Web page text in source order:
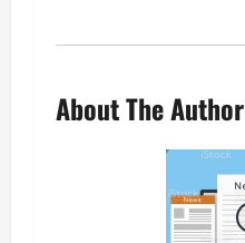
About The Author